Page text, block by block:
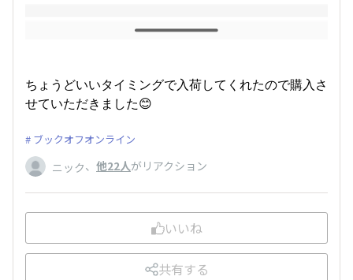
ちょうどいいタイミングで入荷してくれたので購入さ
せていただきました😊
ブックオフオンライン
ニック、 他22人がリアクション
いいね
共有する